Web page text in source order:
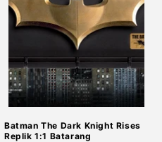
Batman The Dark Knight Rises
Replik 1:1 Batarang